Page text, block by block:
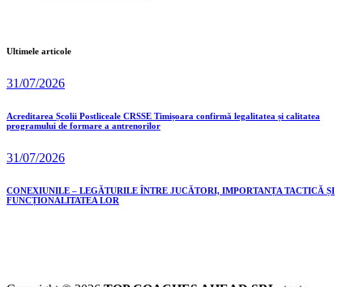
Ultimele articole
31/07/2026
Acreditarea Școlii Postliceale CRSSE Timișoara confirmă legalitatea și calitatea
programului de formare a antrenorilor
31/07/2026
CONEXIUNILE – LEGĂTURILE ÎNTRE JUCĂTORI, IMPORTANȚA TACTICĂ ȘI
FUNCȚIONALITATEA LOR